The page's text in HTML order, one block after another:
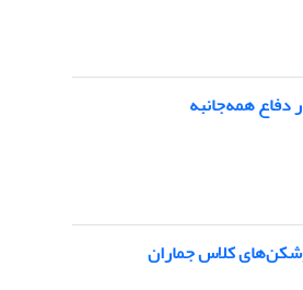
دفاع همه‌جانبه
کلاس جماران